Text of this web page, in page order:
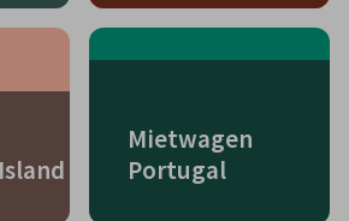
Mietwagen
Portugal